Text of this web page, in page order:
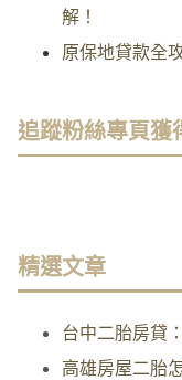
解！
原保地貸款全
追蹤粉絲專頁獲
精選文章
台中二胎房貸
高雄房屋二胎